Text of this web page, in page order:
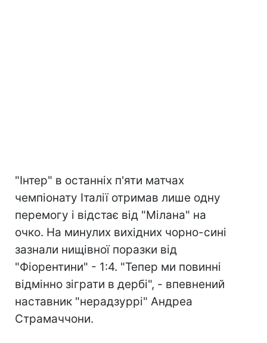
"Інтер" в останніх п'яти матчах
чемпіонату Італії отримав лише одну
перемогу і відстає від "Мілана" на
очко. На минулих вихідних чорно-сині
зазнали нищівної поразки від
"Фіорентини" - 1:4. "Тепер ми повинні
відмінно зіграти в дербі", - впевнений
наставник "нерадзуррі" Андреа
Страмаччони.